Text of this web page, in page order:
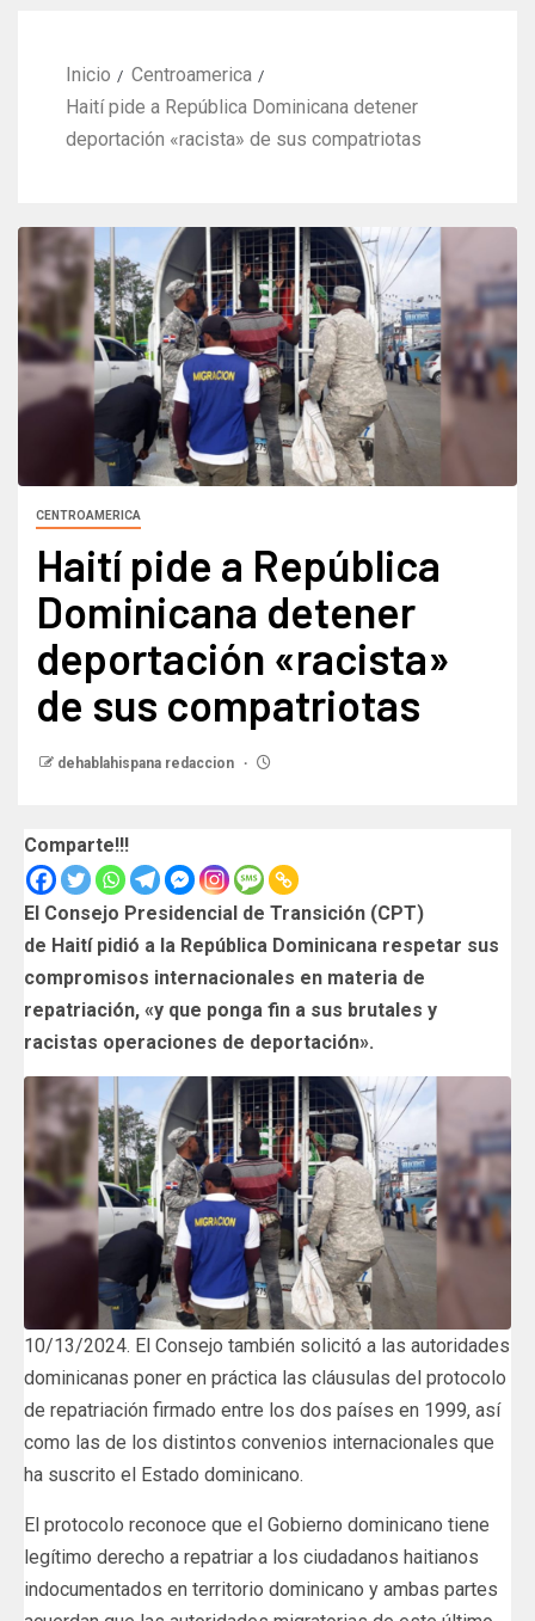
Inicio
Centroamerica
Haití pide a República Dominicana detener
deportación «racista» de sus compatriotas
CENTROAMERICA
Haití pide a República
Dominicana detener
deportación «racista»
de sus compatriotas
dehablahispana redaccion
Comparte!!!
El Consejo Presidencial de Transición (CPT)
de Haití pidió a la República Dominicana respetar sus
compromisos internacionales en materia de
repatriación, «y que ponga fin a sus brutales y
racistas operaciones de deportación».
10/13/2024. El Consejo también solicitó a las autoridades
dominicanas poner en práctica las cláusulas del protocolo
de repatriación firmado entre los dos países en 1999, así
como las de los distintos convenios internacionales que
ha suscrito el Estado dominicano.
El protocolo reconoce que el Gobierno dominicano tiene
legítimo derecho a repatriar a los ciudadanos haitianos
indocumentados en territorio dominicano y ambas partes